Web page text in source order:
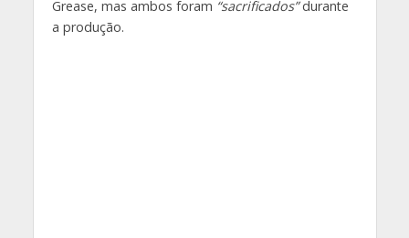
Grease, mas ambos foram “sacrificados”durante
a produção.